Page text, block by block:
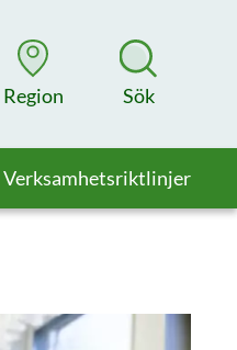
Region Sök
Verksamhetsriktlinjer